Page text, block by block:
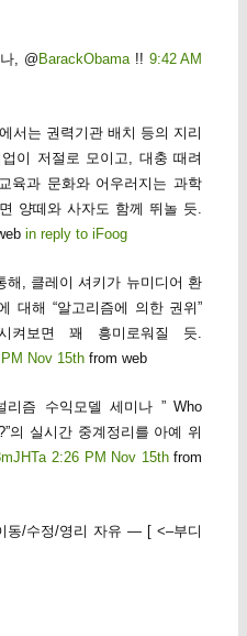
, @BarackObama!! 9:42 AM
서는 권력기관 배치 등의 지리
이 저절로 모이고, 대충 때려
육과 문화와 어우러지는 과학
양떼와 사자도 함께 뛰놀 듯.
in reply to iFoog
해, 클레이 셔키가 뉴미디어 환
대해 “알고리즘에 의한 권위”
켜보면 꽤 흥미로워질 듯.
Nov 15th from web
리즘 수익모델 세미나 ” Who
의 실시간 중계정리를 아예 위
2:26 PM Nov 15th from
동/수정/영리 자유 — [ <–부디